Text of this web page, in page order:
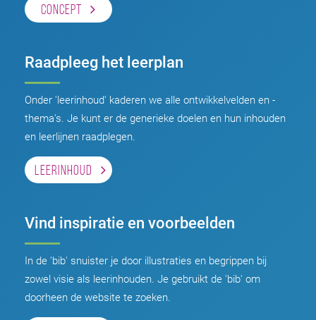
CONCEPT
Raadpleeg het leerplan
Onder 'leerinhoud' kaderen we alle ontwikkelvelden en -
thema's. Je kunt er de generieke doelen en hun inhouden
en leerlijnen raadplegen.
LEERINHOUD
Vind inspiratie en voorbeelden
In de 'bib' snuister je door illustraties en begrippen bij
zowel visie als leerinhouden. Je gebruikt de 'bib' om
doorheen de website te zoeken.